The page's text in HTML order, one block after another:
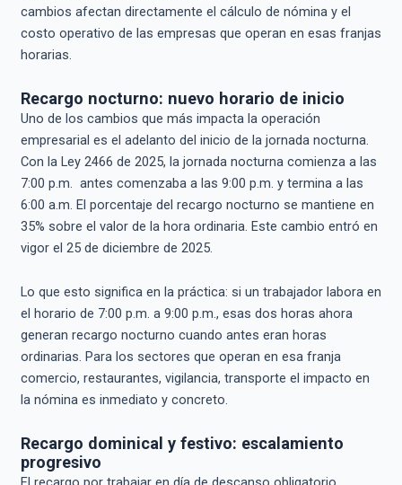
cambios afectan directamente el cálculo de nómina y el
costo operativo de las empresas que operan en esas franjas
horarias.
Recargo nocturno: nuevo horario de inicio
Uno de los cambios que más impacta la operación
empresarial es el adelanto del inicio de la jornada nocturna.
Con la Ley 2466 de 2025, la jornada nocturna comienza a las
7:00 p.m. antes comenzaba a las 9:00 p.m. y termina a las
6:00 a.m. El porcentaje del recargo nocturno se mantiene en
35% sobre el valor de la hora ordinaria. Este cambio entró en
vigor el 25 de diciembre de 2025.
Lo que esto significa en la práctica: si un trabajador labora en
el horario de 7:00 p.m. a 9:00 p.m., esas dos horas ahora
generan recargo nocturno cuando antes eran horas
ordinarias. Para los sectores que operan en esa franja
comercio, restaurantes, vigilancia, transporte el impacto en
la nómina es inmediato y concreto.
Recargo dominical y festivo: escalamiento
progresivo